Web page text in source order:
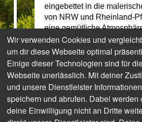
eingebettet in die
von NRW und Rheinland-
eine gemütliche
einem besinnlichen
Wenn der Duft von
der Luft liegt und
Rauch in die kalte Winterluft
Weihnachten nicht mehr
Weihnachtsmärkte in der
nur kulinarische
zahlreiche Geschenkideen
Wir verwenden Cookies und
um dir diese Webseite optimal
Einige dieser Technologien sind für
Webseite unerlässlich. Mit deiner
und unsere Dienstleister
speichern und abrufen. Dabei werden
deine Einwilligung nicht an Dritte